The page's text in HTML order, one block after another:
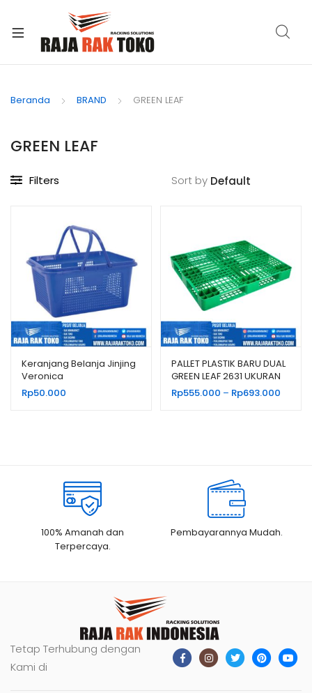
Beranda BRAND GREEN LEAF
GREEN LEAF
Filters Sort by
Keranjang Belanja Jinjing
Veronica
Rp50.000
PALLET PLASTIK BARU DUAL
GREEN LEAF 2631 UKURAN
120x100x14 CM
Rp555.000 – Rp693.000
100% Amanah dan
Terpercaya.
Pembayarannya Mudah.
Tetap Terhubung dengan
Kami di